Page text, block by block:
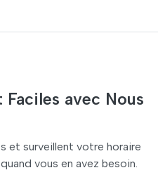
avec Nous
et surveillent votre horaire
vous en avez besoin.